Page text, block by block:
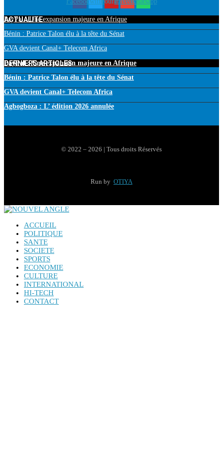
ACTUALITE
PayPal : Une expansion majeure en Afrique
Bénin : Patrice Talon élu à la tête du Sénat
GVA devient Canal+ Telecom Africa
DERNIERS ARTICLES
PayPal : Une expansion majeure en Afrique
Bénin : Patrice Talon élu à la tête du Sénat
GVA devient Canal+ Telecom Africa
Agbogboza : L’ édition 2026 annulée
© 2022 – 2026 | Tous droits Réservés
Run by OTIYA
ACCUEIL
POLITIQUE
SANTE
SOCIETE
SPORTS
ECONOMIE
CULTURE
INTERNATIONAL
HI-TECH
CONTACT